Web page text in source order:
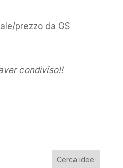
prezzo da GS
condiviso!!
Cerca idee